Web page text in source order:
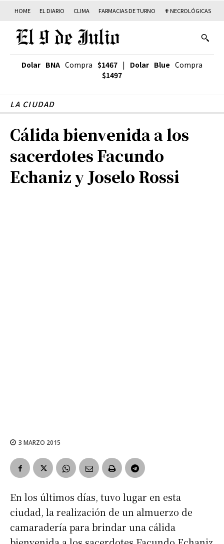
HOME EL DIARIO CLIMA FARMACIAS DE TURNO ✟ NECROLÓGICAS
Dolar BNA Compra $1467 | Dolar Blue Compra
$1497
LA CIUDAD
Cálida bienvenida a los
sacerdotes Facundo
Echaniz y Joselo Rossi
3 MARZO 2015
En los últimos días, tuvo lugar en esta
ciudad, la realización de un almuerzo de
camaradería para brindar una cálida